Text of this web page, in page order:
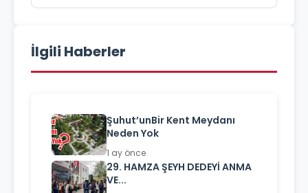
İlgili Haberler
Şuhut’unBir Kent Meydanı
Neden Yok
1 ay önce
29. HAMZA ŞEYH DEDEYİ ANMA
VE...